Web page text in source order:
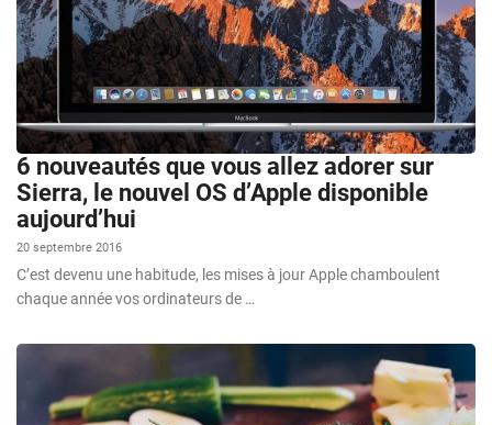
6 nouveautés que vous allez adorer sur
Sierra, le nouvel OS d’Apple disponible
aujourd’hui
20 septembre 2016
C’est devenu une habitude, les mises à jour Apple chamboulent
chaque année vos ordinateurs de …